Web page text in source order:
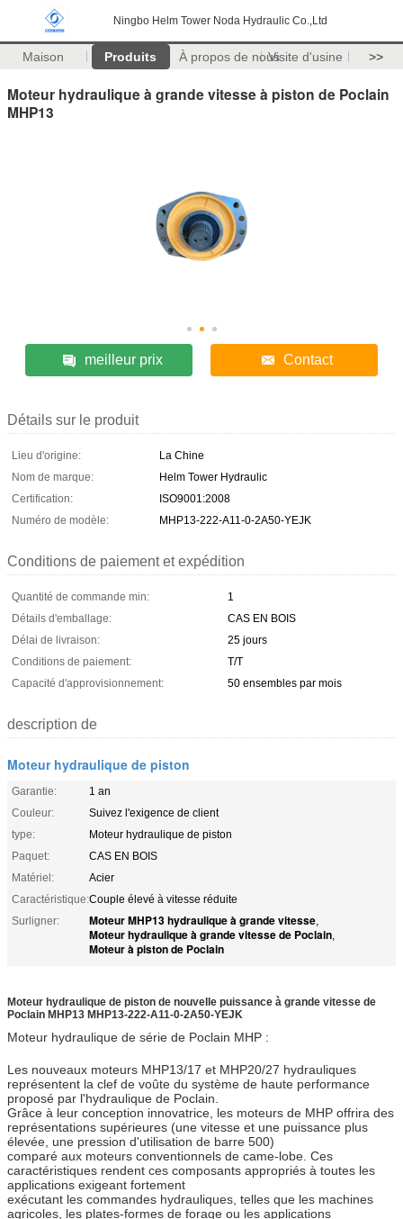
Ningbo Helm Tower Noda Hydraulic Co.,Ltd
Maison Produits À propos de nousVisite d'usine >>
Moteur hydraulique à grande vitesse à piston de Poclain
MHP13
meilleur prix Contact
Détails sur le produit
Lieu d'origine:
La Chine
Nom de marque:
Helm Tower Hydraulic
Certification:
ISO9001:2008
Numéro de modèle:
MHP13-222-A11-0-2A50-YEJK
Conditions de paiement et expédition
Quantité de commande min:
1
Détails d'emballage:
CAS EN BOIS
Délai de livraison:
25 jours
Conditions de paiement:
T/T
Capacité d'approvisionnement:
50 ensembles par mois
description de
Moteur hydraulique de piston
Garantie:
1 an
Couleur:
Suivez l'exigence de client
type:
Moteur hydraulique de piston
Paquet:
CAS EN BOIS
Matériel:
Acier
Caractéristique:Couple élevé à vitesse réduite
Surligner:
Moteur MHP13 hydraulique à grande vitesse,
Moteur hydraulique à grande vitesse de Poclain,
Moteur à piston de Poclain
Moteur hydraulique de piston de nouvelle puissance à grande vitesse de
Poclain MHP13 MHP13-222-A11-0-2A50-YEJK
Moteur hydraulique de série de Poclain MHP :
Les nouveaux moteurs MHP13/17 et MHP20/27 hydrauliques
représentent la clef de voûte du système de haute performance
proposé par l'hydraulique de Poclain.
Grâce à leur conception innovatrice, les moteurs de MHP offrira des
représentations supérieures (une vitesse et une puissance plus
élevée, une pression d'utilisation de barre 500)
comparé aux moteurs conventionnels de came-lobe. Ces
caractéristiques rendent ces composants appropriés à toutes les
applications exigeant fortement
exécutant les commandes hydrauliques, telles que les machines
agricoles, les plates-formes de forage ou les applications